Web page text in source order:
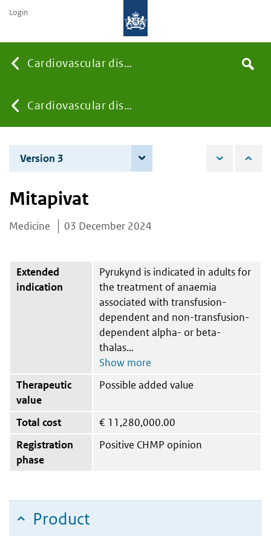
Cardiovascular diseases
You
are
here:
Cardiovascular diseases
the
Search
Login
Version 3
Mitapivat
Medicine 03 December 2024
Extended
indication
Pyrukynd is indicated in adults for
the treatment of anaemia
associated with transfusion-
dependent and non-transfusion-
dependent alpha- or beta-
thalas
Therapeutic
value
Possible added value
Total cost € 11,280,000.00
Registration
phase
Positive CHMP opinion
Product